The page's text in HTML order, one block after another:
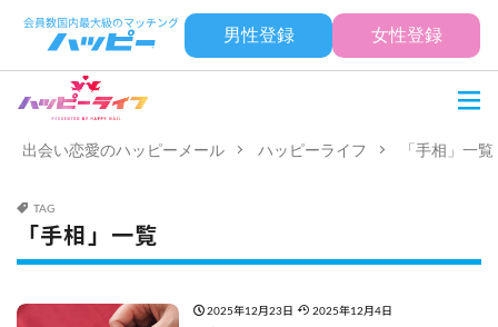
男性登録 女性登録
出会い恋愛のハッピーメール ハッピーライフ 「手相」一覧
TAG
「手相」一覧
2025年12月23日 2025年12月4日